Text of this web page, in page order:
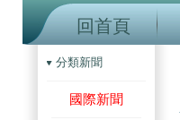
回首頁
分類新聞
國際新聞